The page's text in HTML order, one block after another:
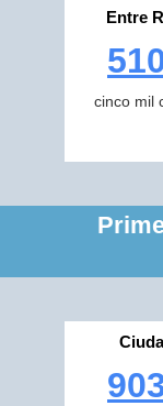
Entre
cinco mil